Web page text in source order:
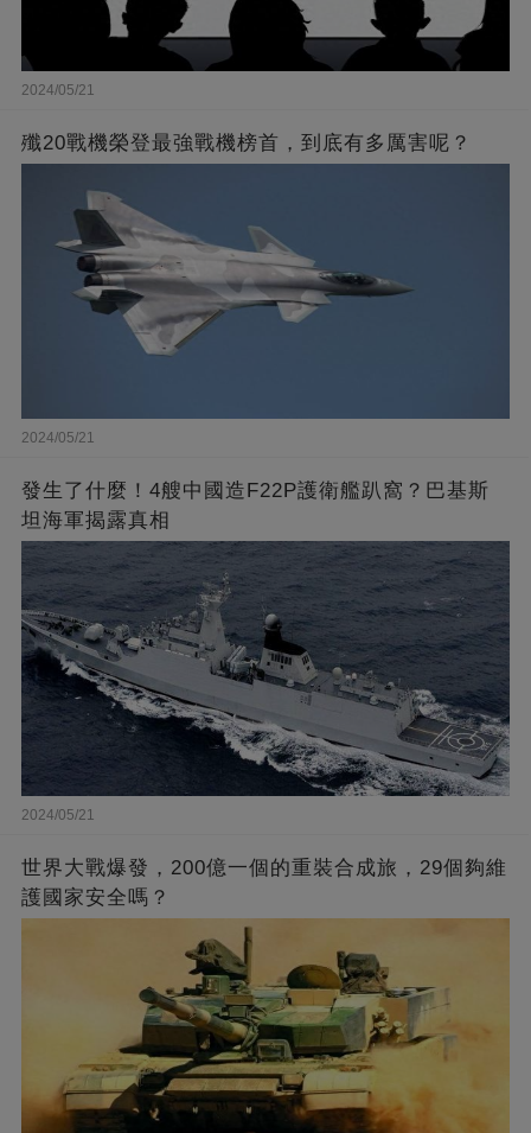
2024/05/21
殲20戰機榮登最強戰機榜首，到底有多厲害呢？
2024/05/21
發生了什麼！4艘中國造F22P護衛艦趴窩？巴基斯
坦海軍揭露真相
2024/05/21
世界大戰爆發，200億一個的重裝合成旅，29個夠維
護國家安全嗎？